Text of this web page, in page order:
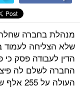
מנהלת בחברה
שלא הצליחה לעמוד
הדין לעבודה פסק כי
החברה לשלם לה
העולה על 255 אלף שקלים.